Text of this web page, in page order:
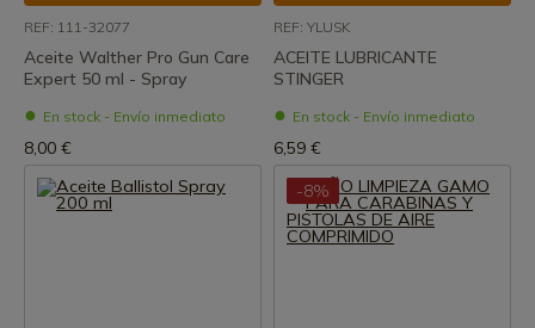
REF: 111-32077
Aceite Walther Pro Gun Care
Expert 50 ml - Spray
En stock - Envío inmediato
8,00 €
REF: YLUSK
ACEITE LUBRICANTE
STINGER
En stock - Envío inmediato
6,59 €
-8%